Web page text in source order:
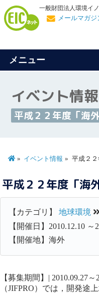
一般財団法人環境イ
メールマガジ
メニュー
イベント情報
平成２２年度「海
イベント情報 平成２２
平成２２年度「海
【カテゴリ】 地球環境
【開催日】2010.12.10 ～
【開催地】海外
【募集期間】| 2010.09.27
（JIFPRO）では，開発途